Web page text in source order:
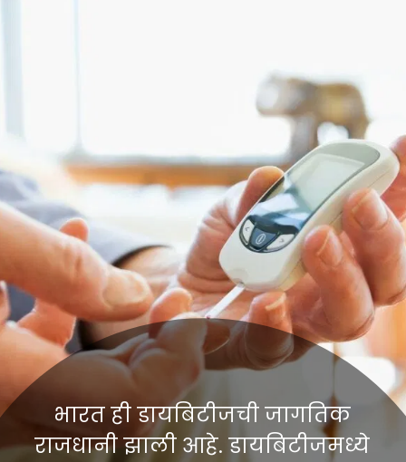
भारत ही डायबिटीजची जागतिक
राजधानी झाली आहे. डायबिटीजमध्ये